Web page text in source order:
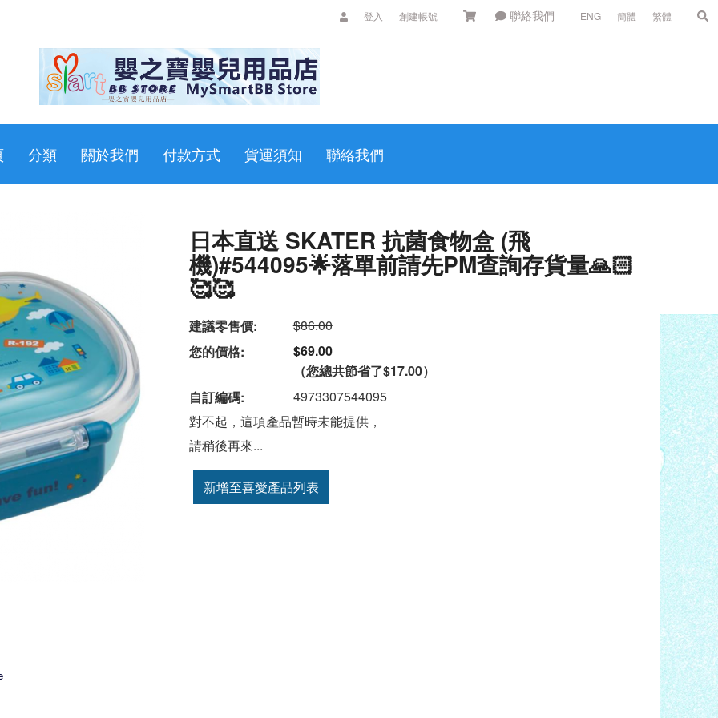
登入 創建帳號 聯絡我們 ENG 簡體 繁體
分類 關於我們 付款方式 貨運須知 聯絡我們
日本直送 SKATER 抗菌食物盒 (飛
機)#544095🌟落單前請先PM查詢存貨量🙏🏻
🥰🥰
建議零售價:
$86.00
您的價格:
$69.00
（您總共節省了$17.00）
自訂編碼:
4973307544095
對不起，這項產品暫時未能提供，
請稍後再來...
新增至喜愛產品列表